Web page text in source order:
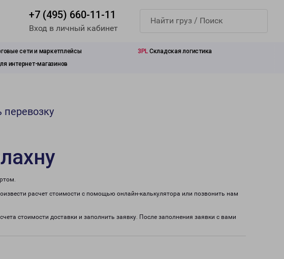
+7 (495) 660-11-11
Вход в личный кабинет
сети и маркетплейсы 3PL Складская логистика
интернет-магазинов
перевозку
расчет стоимости с помощью онлайн-калькулятора или позвонить нам
стоимости доставки и заполнить заявку. После заполнения заявки с вами